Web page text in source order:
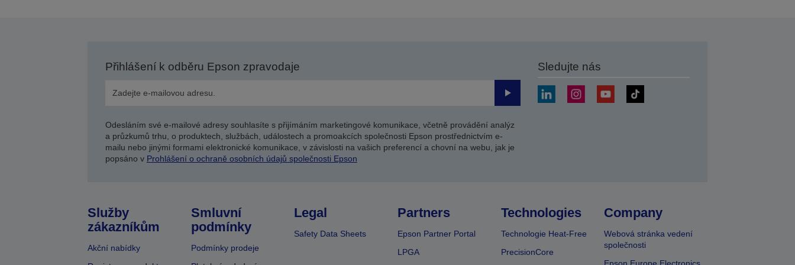
Přihlášení k odběru Epson zpravodaje
Odeslat
Odesláním své e-mailové adresy souhlasíte s přijímáním marketingové komunikace, včetně provádění analýz
a průzkumů trhu, o produktech, službách, událostech a promoakcích společnosti Epson prostřednictvím e-
mailu nebo jinými formami elektronické komunikace, v závislosti na vašich preferencí a chovní na webu, jak je
popsáno v Prohlášení o ochraně osobních údajů společnosti Epson
Sledujte nás
Služby
zákazníkům
Akční nabídky
Smluvní
podmínky
Podmínky prodeje
Legal
Safety Data Sheets
Partners
Epson Partner Portal
LPGA
Technologies
Technologie Heat-Free
PrecisionCore
Company
Webová stránka vedení
společnosti